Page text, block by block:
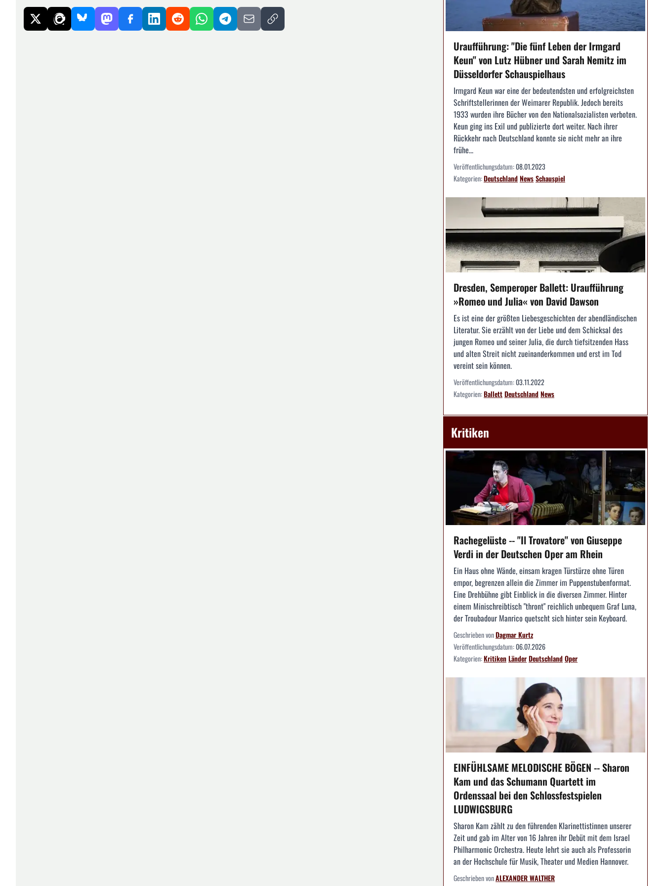
Uraufführung: "Die fünf Leben der Irmgard
Keun" von Lutz Hübner und Sarah Nemitz im
Düsseldorfer Schauspielhaus
Irmgard Keun war eine der bedeutendsten und erfolgreichsten
Schriftstellerinnen der Weimarer Republik. Jedoch bereits
1933 wurden ihre Bücher von den Nationalsozialisten verboten.
Keun ging ins Exil und publizierte dort weiter. Nach ihrer
Rückkehr nach Deutschland konnte sie nicht mehr an ihre
frühe...
Veröffentlichungsdatum:08.01.2023
Kategorien:DeutschlandNewsSchauspiel
Dresden, Semperoper Ballett: Uraufführung
»Romeo und Julia« von David Dawson
Es ist eine der größten Liebesgeschichten der abendländischen
Literatur. Sie erzählt von der Liebe und dem Schicksal des
jungen Romeo und seiner Julia, die durch tiefsitzenden Hass
und alten Streit nicht zueinanderkommen und erst im Tod
vereint sein können.
Veröffentlichungsdatum:03.11.2022
Kategorien:BallettDeutschlandNews
Kritiken
Rachegelüste -- "Il Trovatore" von Giuseppe
Verdi in der Deutschen Oper am Rhein
Ein Haus ohne Wände, einsam kragen Türstürze ohne Türen
empor, begrenzen allein die Zimmer im Puppenstubenformat.
Eine Drehbühne gibt Einblick in die diversen Zimmer. Hinter
einem Minischreibtisch "thront" reichlich unbequem Graf Luna,
der Troubadour Manrico quetscht sich hinter sein Keyboard.
Geschrieben vonDagmar Kurtz
Veröffentlichungsdatum:06.07.2026
Kategorien:KritikenLänderDeutschlandOper
EINFÜHLSAME MELODISCHE BÖGEN -- Sharon
Kam und das Schumann Quartett im
Ordenssaal bei den Schlossfestspielen
LUDWIGSBURG
Sharon Kam zählt zu den führenden Klarinettistinnen unserer
Zeit und gab im Alter von 16 Jahren ihr Debüt mit dem Israel
Philharmonic Orchestra. Heute lehrt sie auch als Professorin
an der Hochschule für Musik, Theater und Medien Hannover.
Geschrieben vonALEXANDER WALTHER